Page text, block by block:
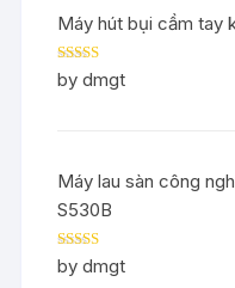
Máy hút bụi cầm tay
Rated5out
of 5
by dmgt
Máy lau sàn công
S530B
Rated5out
of 5
by dmgt